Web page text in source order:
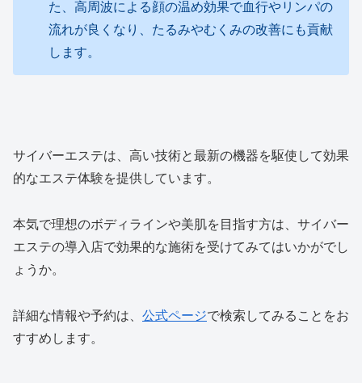
た、高周波による顔の温め効果で血行やリンパの
流れが良くなり、たるみやむくみの改善にも貢献
します。
サイバーエステは、高い技術と最新の機器を駆使して効果
的なエステ体験を提供しています。
本気で理想のボディラインや美肌を目指す方は、サイバー
エステの導入店で効果的な施術を受けてみてはいかがでし
ょうか。
詳細な情報や予約は、 公式ページで検索してみることをお
すすめします。